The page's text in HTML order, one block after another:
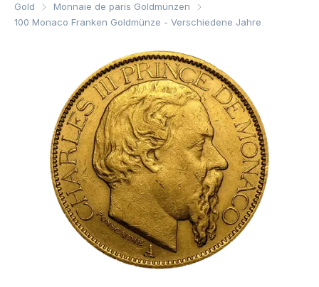
Gold
Monnaie de paris Goldmünzen
100 Monaco Franken Goldmünze - Verschiedene Jahre